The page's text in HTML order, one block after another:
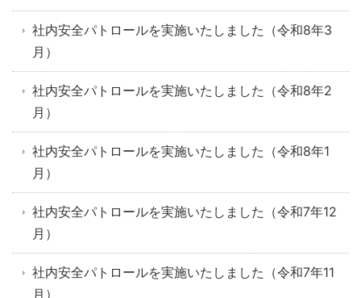
社内安全パトロールを実施いたしました（令和8年3
月）
社内安全パトロールを実施いたしました（令和8年2
月）
社内安全パトロールを実施いたしました（令和8年1
月）
社内安全パトロールを実施いたしました（令和7年12
月）
社内安全パトロールを実施いたしました（令和7年11
月）